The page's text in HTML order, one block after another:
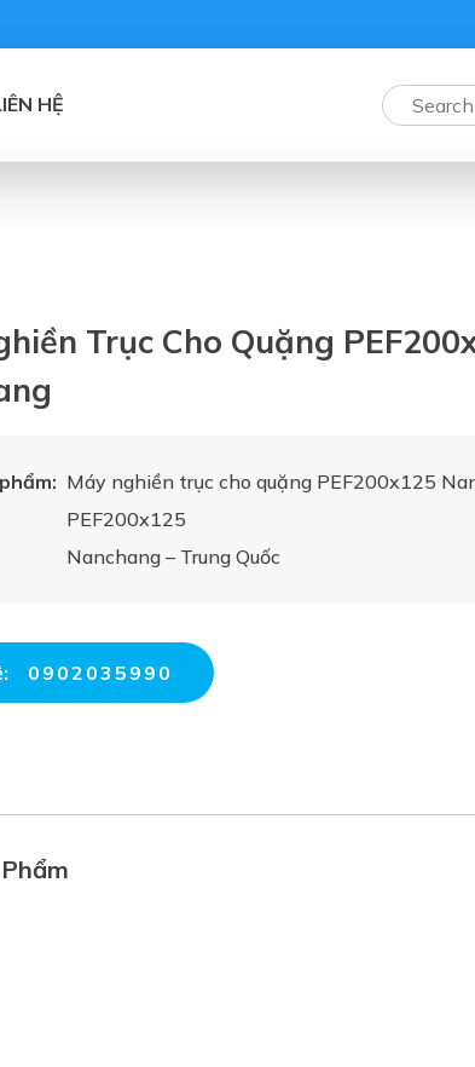
HỆ
Trục Cho Quặng
Máy nghiền trục cho quặng PEF200x125
PEF200x125
Nanchang – Trung Quốc
0902035990